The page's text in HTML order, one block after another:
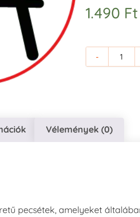
1.490 Ft
-
Vélemények (0)
pecsétek, amelyeket